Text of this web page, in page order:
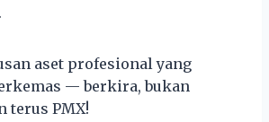
aset profesional yang
— berkira, bukan
terus PMX!